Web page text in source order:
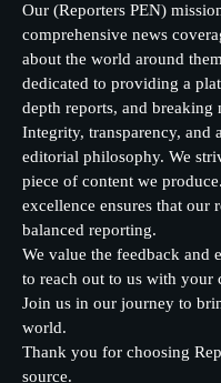
Our (Reporters PEN)
comprehensive news
about the world around
dedicated to providing a
depth reports, and breaking
Integrity, transparency, and
editorial philosophy. We
piece of content we
excellence ensures that our
balanced reporting.
We value the feedback and
to reach out to us with your
Join us in our journey to
world.
Thank you for choosing
source.